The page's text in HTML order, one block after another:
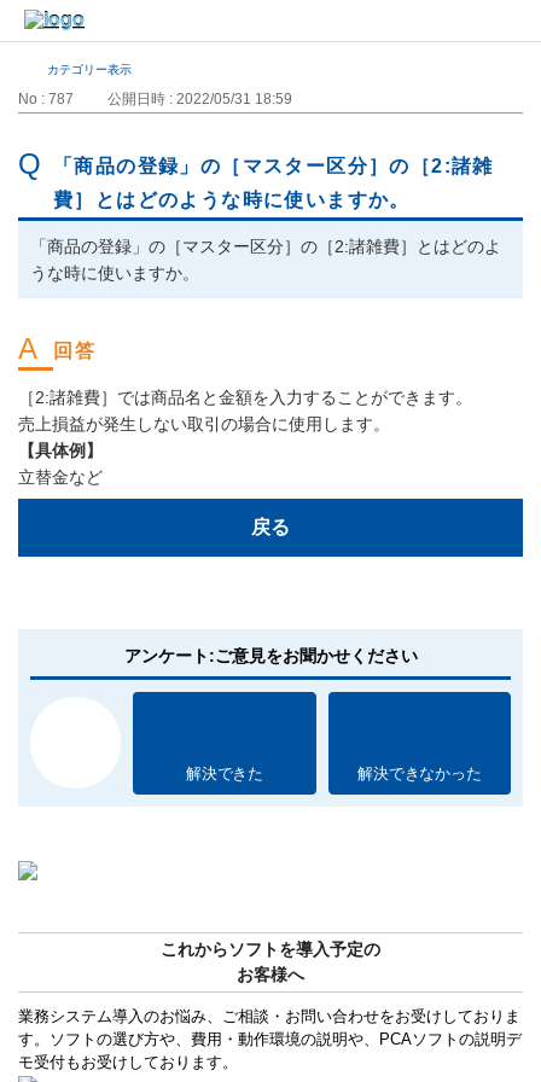
カテゴリー表示
No : 787 公開日時 : 2022/05/31 18:59
「商品の登録」の［マスター区分］の［2:諸雑
費］とはどのような時に使いますか。
「商品の登録」の［マスター区分］の［2:諸雑費］とはどのよ
うな時に使いますか。
［2:諸雑費］では商品名と金額を入力することができます。
売上損益が発生しない取引の場合に使用します。
【具体例】
立替金など
戻る
アンケート:ご意見をお聞かせください
解決できた 解決できなかった
これからソフトを導入予定の
お客様へ
業務システム導入のお悩み、ご相談・お問い合わせをお受けしておりま
す。ソフトの選び方や、費用・動作環境の説明や、PCAソフトの説明デ
モ受付もお受けしております。